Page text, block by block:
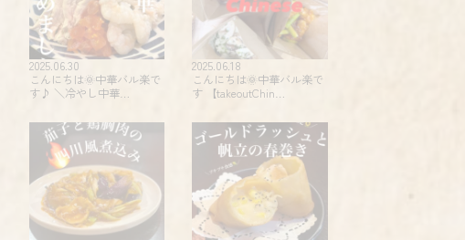
2025.06.30
こんにちは🌞中華バル楽で
す♪ ＼冷やし中華…
2025.06.18
こんにちは🌞中華バル楽で
す 【takeoutChin…